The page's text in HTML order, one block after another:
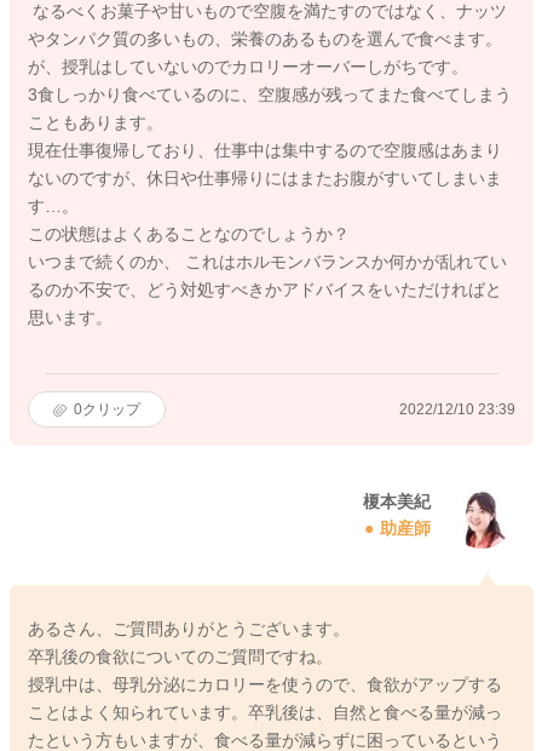
なるべくお菓子や甘いもので空腹を満たすのではなく、ナッツ
やタンパク質の多いもの、栄養のあるものを選んで食べます。
が、授乳はしていないのでカロリーオーバーしがちです。
3食しっかり食べているのに、空腹感が残ってまた食べてしまう
こともあります。
現在仕事復帰しており、仕事中は集中するので空腹感はあまり
ないのですが、休日や仕事帰りにはまたお腹がすいてしまいま
す…。
この状態はよくあることなのでしょうか？
いつまで続くのか、 これはホルモンバランスか何かが乱れてい
るのか不安で、どう対処すべきかアドバイスをいただければと
思います。
0クリップ 2022/12/10 23:39
榎本美紀
助産師
あるさん、ご質問ありがとうございます。
卒乳後の食欲についてのご質問ですね。
授乳中は、母乳分泌にカロリーを使うので、食欲がアップする
ことはよく知られています。卒乳後は、自然と食べる量が減っ
たという方もいますが、食べる量が減らずに困っているという